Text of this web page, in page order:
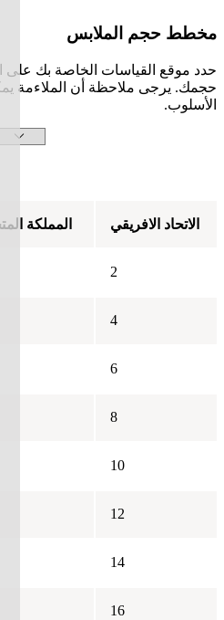
مخطط حجم الملابس
حدد موقع القياسات الخاصة بك على
حجمك. يرجى ملاحظة أن الملاءمة
الأسلوب.
المملكة الاتحاد الافريقي
2
4
6
8
10
12
14
16